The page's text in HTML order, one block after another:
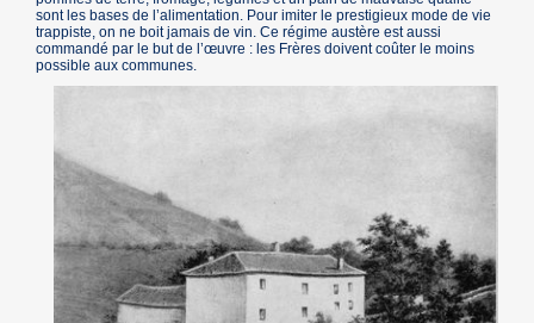
sont les bases de l’alimentation. Pour imiter le prestigieux mode de vie
trappiste, on ne boit jamais de vin. Ce régime austère est aussi
commandé par le but de l’œuvre : les Frères doivent coûter le moins
possible aux communes.